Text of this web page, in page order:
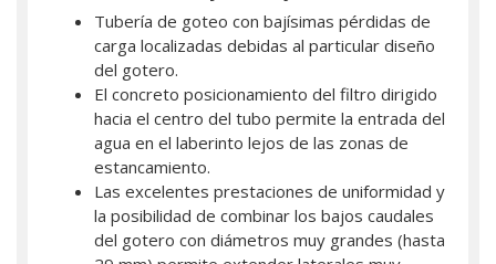
Tubería de goteo con bajísimas pérdidas de
carga localizadas debidas al particular diseño
del gotero.
El concreto posicionamiento del filtro dirigido
hacia el centro del tubo permite la entrada del
agua en el laberinto lejos de las zonas de
estancamiento.
Las excelentes prestaciones de uniformidad y
la posibilidad de combinar los bajos caudales
del gotero con diámetros muy grandes (hasta